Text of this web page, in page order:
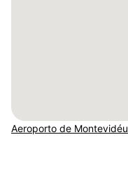
Aeroporto de Montevidéu